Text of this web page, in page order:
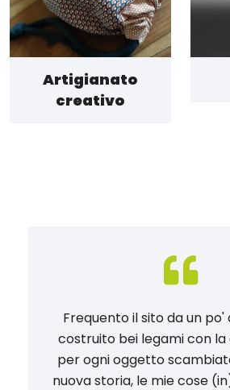
Artigianato
creativo
Frequento il sito da un po'
costruito bei legami con
per ogni oggetto
nuova storia, le mie cose